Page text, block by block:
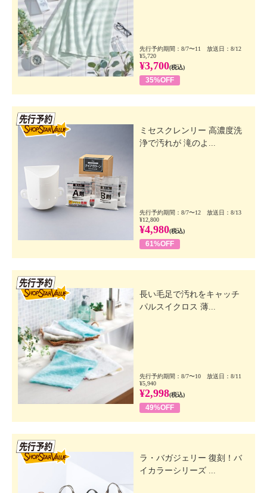
先行予約期間：8/7〜11 放送日：8/12
¥5,720
¥3,700(税込)
35%OFF
ミセスクレンリー 高濃度洗
浄で汚れが 滝のよ...
先行予約期間：8/7〜12 放送日：8/13
¥12,800
¥4,980(税込)
61%OFF
長い毛足で汚れをキャッチ
パルスイクロス 薄...
先行予約期間：8/7〜10 放送日：8/11
¥5,940
¥2,998(税込)
49%OFF
ラ・バガジェリー 復刻！バ
イカラーシリーズ ...